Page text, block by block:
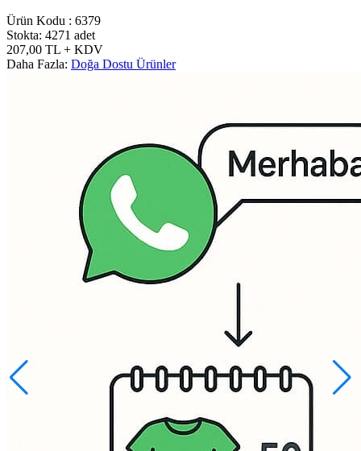
Ürün Kodu : 6379
Stokta: 4271 adet
207,00 TL + KDV
Daha Fazla: Doğa Dostu Ürünler